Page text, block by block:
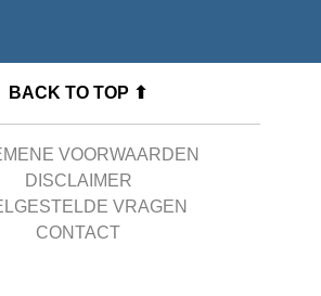
BACK TO TOP ⬆
VOORWAARDEN
DISCLAIMER
VRAGEN
CONTACT